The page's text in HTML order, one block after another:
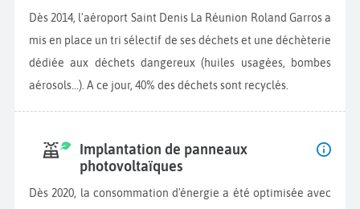
Dès 2014, l'aéroport Saint Denis La Réunion Roland Garros a
mis en place un tri sélectif de ses déchets et une déchèterie
dédiée aux déchets dangereux (huiles usagées, bombes
aérosols...). A ce jour, 40% des déchets sont recyclés.
Implantation de panneaux
photovoltaïques
Dès 2020, la consommation d'énergie a été optimisée avec